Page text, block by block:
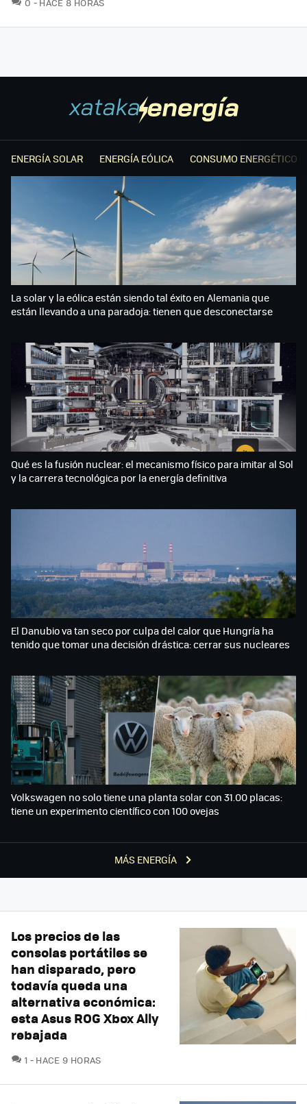
0 HACE 8 HORAS
ENERGÍA SOLAR ENERGÍA EÓLICA CONSUMO ENERGÉTICO
MÁS ENERGÍA
La solar y la eólica están siendo tal éxito en Alemania que
están llevando a una paradoja: tienen que desconectarse
Qué es la fusión nuclear: el mecanismo físico para imitar al Sol
y la carrera tecnológica por la energía definitiva
El Danubio va tan seco por culpa del calor que Hungría ha
tenido que tomar una decisión drástica: cerrar sus nucleares
Volkswagen no solo tiene una planta solar con 31.00 placas:
tiene un experimento científico con 100 ovejas
Los precios de las
consolas portátiles se
han disparado, pero
todavía queda una
alternativa económica:
esta Asus ROG Xbox Ally
rebajada
1 COMENTARIOS
HACE 9 HORAS